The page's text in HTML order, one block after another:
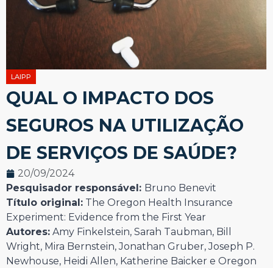
LAIPP
QUAL O IMPACTO DOS
SEGUROS NA UTILIZAÇÃO
DE SERVIÇOS DE SAÚDE?
20/09/2024
Pesquisador responsável: Bruno Benevit
Título original: The Oregon Health Insurance
Experiment: Evidence from the First Year
Autores: Amy Finkelstein, Sarah Taubman, Bill
Wright, Mira Bernstein, Jonathan Gruber, Joseph P.
Newhouse, Heidi Allen, Katherine Baicker e Oregon